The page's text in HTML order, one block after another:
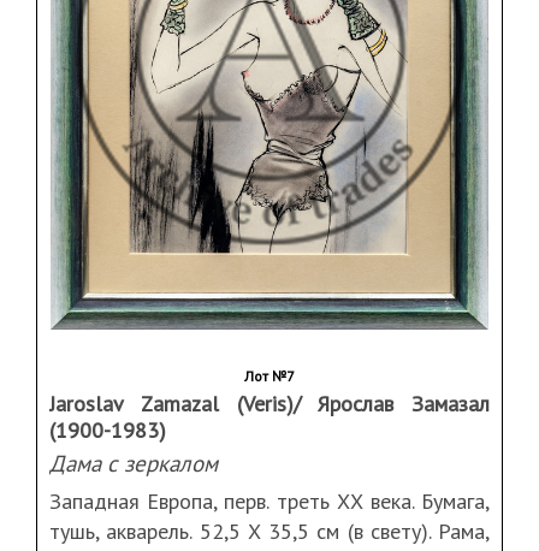
Лот №7
Jaroslav Zamazal (Veris)/ Ярослав Замазал
(1900-1983)
Дама с зеркалом
Западная Европа, перв. треть ХХ века. Бумага,
тушь, акварель. 52,5 Х 35,5 см (в свету). Рама,